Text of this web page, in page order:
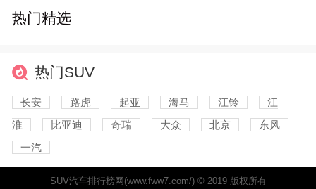
热门精选
热门SUV
长安 路虎 起亚 海马 江铃
江
淮
比亚迪 奇瑞 大众 北京
东风
一汽
SUV汽车排行榜网(www.fww7.com/) © 2019 版权所有